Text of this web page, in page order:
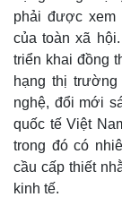
phải được xem
của toàn xã
triển khai đồng
hạng thị
nghệ, đổi mới
quốc tế Việt
trong đó có
cầu cấp thiết
kinh tế.